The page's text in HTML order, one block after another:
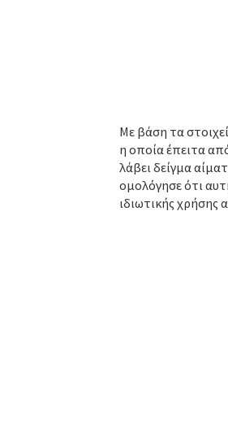
Με βάση τα
η οποία έπειτα
λάβει δείγμα
ομολόγησε ότι
ιδιωτικής χρήσης